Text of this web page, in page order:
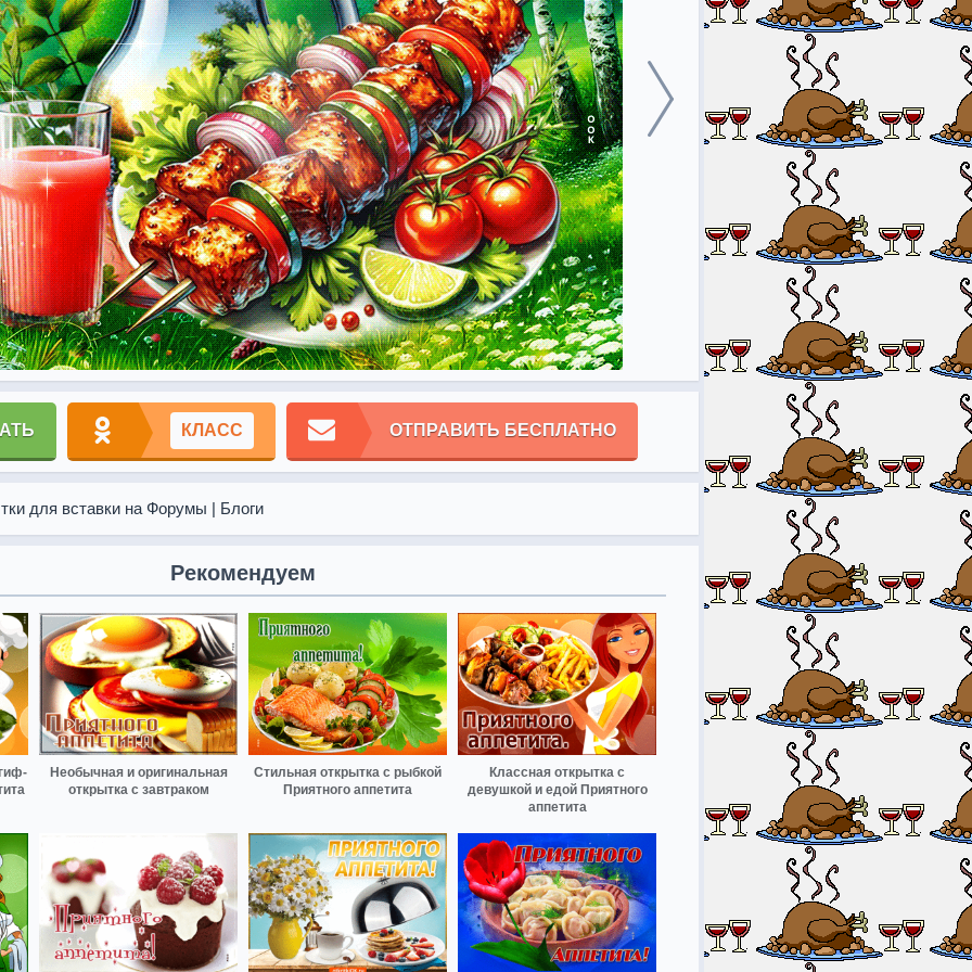
КЛАСС ОТПРАВИТЬ БЕСПЛАТНО
для вставки на Форумы | Блоги
Рекомендуем
Необычная и оригинальная
открытка с завтраком
Стильная открытка с рыбкой
Приятного аппетита
Классная открытка с
девушкой и едой Приятного
аппетита